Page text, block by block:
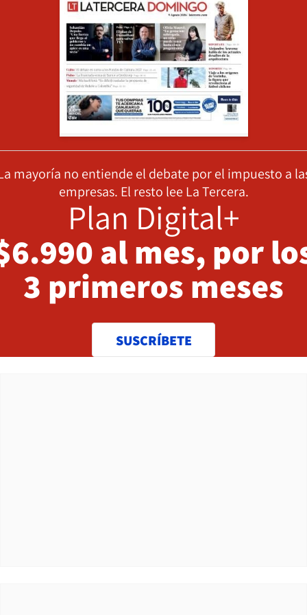
mayoría no entiende el debate por el impuesto a
empresas. El resto lee La Tercera.
Plan Digital+
al mes, por
3 primeros meses
SUSCRÍBETE